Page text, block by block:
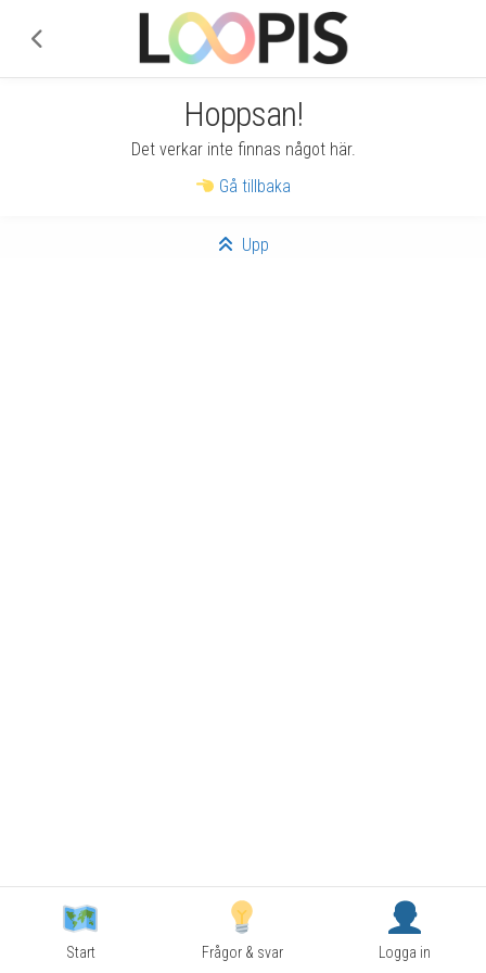
Hoppsan!
Det verkar inte finnas något här.
Gå tillbaka
Upp
Start Frågor & svar Logga in